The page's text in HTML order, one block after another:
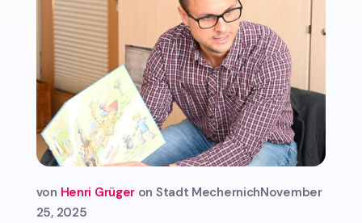
von Henri Grüger Stadt MechernichNovember
25, 2025